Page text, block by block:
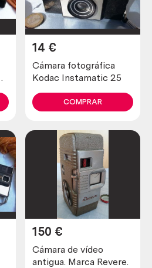
Cámara fotográfica
Kodac Instamatic 25
14 €
COMPRAR
Cámara de vídeo
antigua. Marca Revere.
150 €